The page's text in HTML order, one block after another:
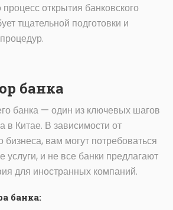
открытия банковского
тщательной подготовки и
банка
банка — один из ключевых шагов
в Китае. В зависимости от
вам могут потребоваться
услуги, и не все банки предлагают
для иностранных компаний.
банка: